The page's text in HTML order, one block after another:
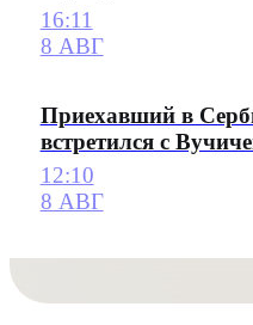
16:11
8 АВГ
Приехавший в
встретился с
12:10
8 АВГ